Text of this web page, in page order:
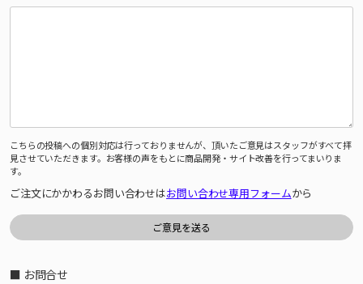
こちらの投稿への個別対応は行っておりませんが、頂いたご意見はスタッフがすべて拝
見させていただきます。お客様の声をもとに商品開発・サイト改善を行ってまいりま
す。
ご注文にかかわるお問い合わせはお問い合わせ専用フォームから
■ お問合せ